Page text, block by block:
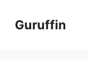
Guruffin